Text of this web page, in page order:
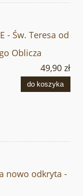
- Św. Teresa od
Oblicza
49,90 zł
do koszyka
nowo odkryta -